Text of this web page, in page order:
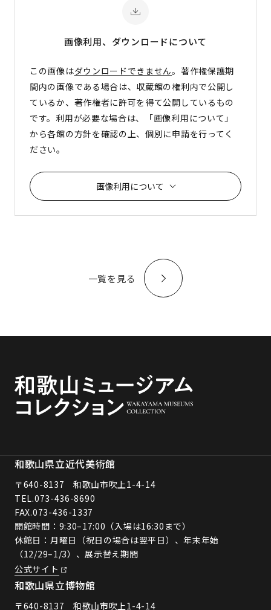
画像利用、ダウンロードについて
この画像はダウンロードできません。著作権保護期
間内の画像である場合は、収蔵館の権利内で公開し
ているか、著作権者に許可を得て公開しているもの
です。利用が必要な場合は、「画像利用について」
から各館の方針を確認の上、個別に申請を行ってく
ださい。
画像利用について
一覧を見る
和歌山県立近代美術館
〒640-8137 和歌山市吹上1-4-14
TEL.073-436-8690
FAX.073-436-1337
開館時間：9:30–17:00（入場は16:30まで）
休館日：月曜日（祝日の場合は翌平日）、年末年始
（12/29–1/3）、展示替え期間
公式サイト
和歌山県立博物館
〒640-8137 和歌山市吹上1-4-14